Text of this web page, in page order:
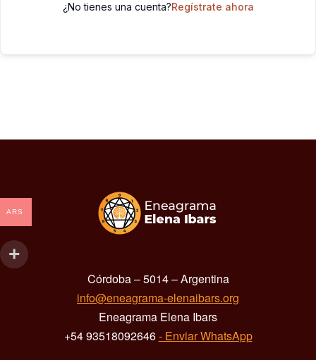
¿No tienes una cuenta?Regístrate ahora
Córdoba – 5014 – Argentina
info@eneagrama-elenaibars.org
Eneagrama Elena Ibars
+54 93518092646- Enviar WhatsApp
ARS